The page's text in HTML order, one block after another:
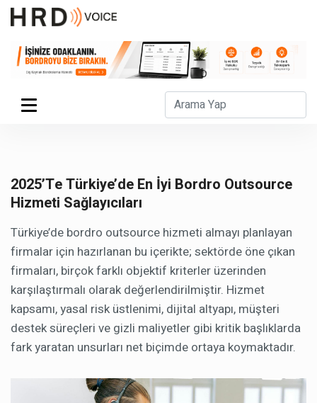
2025’te Türkiye’de En İyi Bordro Outsource
Hizmeti Sağlayıcıları
Türkiye’de bordro outsource hizmeti almayı planlayan
firmalar için hazırlanan bu içerikte; sektörde öne çıkan
firmaları, birçok farklı objektif kriterler üzerinden
karşılaştırmalı olarak değerlendirilmiştir. Hizmet
kapsamı, yasal risk üstlenimi, dijital altyapı, müşteri
destek süreçleri ve gizli maliyetler gibi kritik başlıklarda
fark yaratan unsurları net biçimde ortaya koymaktadır.